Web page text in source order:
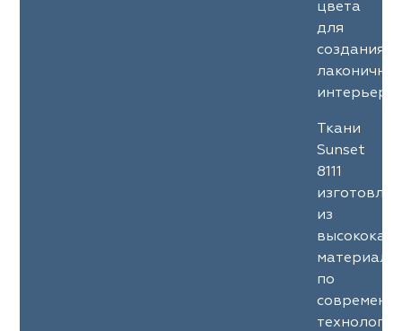
цвета
для
создания
Ткани
Sunset
8111
из
по